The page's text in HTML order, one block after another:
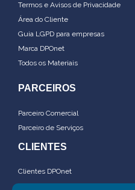
Termos e Avisos de Privacidade
Área do Cliente
Guia LGPD para empresas
Marca DPOnet
Todos os Materiais
PARCEIROS
Parceiro Comercial
Parceiro de Serviços
CLIENTES
Clientes DPOnet